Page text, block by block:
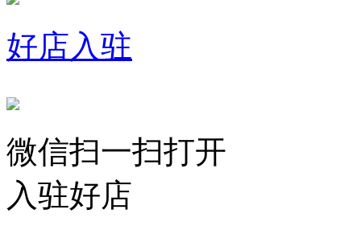
好店入驻
微信扫一扫打开
入驻好店